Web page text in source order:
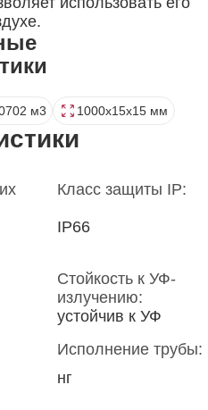
м3 1000x15x15 мм
Класс защиты IP:
IP66
Стойкость к УФ-
излучению:
устойчив к УФ
Исполнение трубы:
нг